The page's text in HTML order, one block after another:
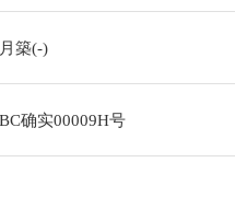
築(-)
确实00009H号